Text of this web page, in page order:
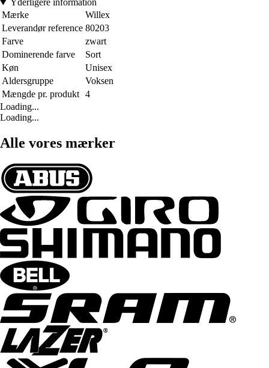
Yderligere information
Mærke
Willex
Leverandør reference 80203
Farve
zwart
Dominerende farve
Sort
Køn
Unisex
Aldersgruppe
Voksen
Mængde pr. produkt 4
Loading...
Loading...
Alle vores mærker